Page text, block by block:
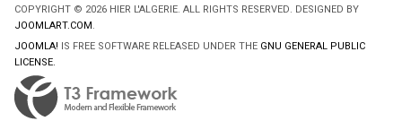
COPYRIGHT © 2026 HIER L'ALGERIE. ALL RIGHTS RESERVED. DESIGNED BY
JOOMLART.COM.
JOOMLA! IS FREE SOFTWARE RELEASED UNDER THE GNU GENERAL PUBLIC
LICENSE.